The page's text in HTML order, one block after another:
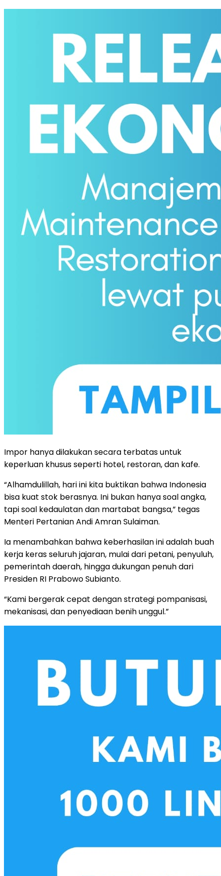
Impor hanya dilakukan secara terbatas untuk
keperluan khusus seperti hotel, restoran, dan kafe.
“Alhamdulillah, hari ini kita buktikan bahwa Indonesia
bisa kuat stok berasnya. Ini bukan hanya soal angka,
tapi soal kedaulatan dan martabat bangsa,” tegas
Menteri Pertanian Andi Amran Sulaiman.
Ia menambahkan bahwa keberhasilan ini adalah buah
kerja keras seluruh jajaran, mulai dari petani, penyuluh,
pemerintah daerah, hingga dukungan penuh dari
Presiden RI Prabowo Subianto.
“Kami bergerak cepat dengan strategi pompanisasi,
mekanisasi, dan penyediaan benih unggul.”